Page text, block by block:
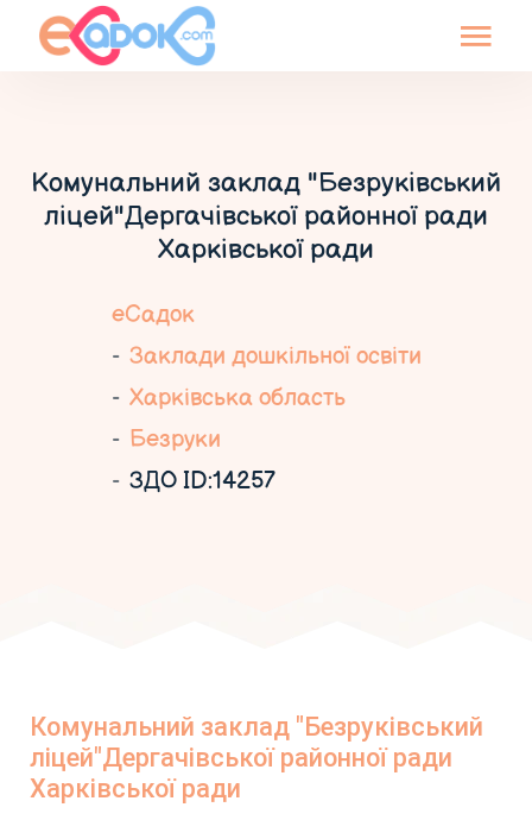
Комунальний заклад "Безруківський
ліцей"Дергачівської районної ради
Харківської ради
еСадок
Заклади дошкільної освіти
Харківська область
Безруки
ЗДО ID:14257
Комунальний заклад "Безруківський
ліцей"Дергачівської районної ради
Харківської ради